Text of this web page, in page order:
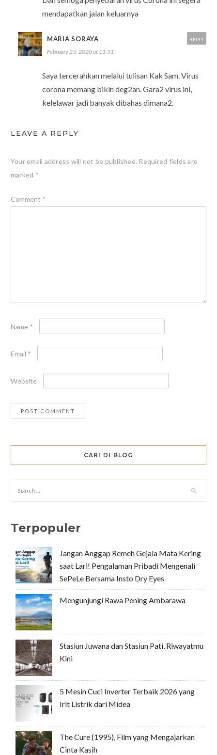
mendapatkan jalan keluarnya
MARIA SORAYA
February 25, 2020 at 11:31
Saya tercerahkan melalui tulisan Kak Sam. Virus
corona memang bikin deg2an. Gara2 virus ini,
kelelawar jadi banyak dibahas dimana2.
REPLY
LEAVE A REPLY
Your email address will not be published. Required fields are
marked *
Comment *
Name *
Email *
Website
CARI DI BLOG
Terpopuler
Jangan Anggap Remeh Gejala Mata Kering
saat Lari! Pengalaman Pribadi Mengenali
SePeLe Bersama Insto Dry Eyes
Mengunjungi Rawa Pening Ambarawa
Stasiun Juwana dan Stasiun Pati, Riwayatmu
Kini
5 Mesin Cuci Inverter Terbaik 2026 yang
Irit Listrik dari Midea
The Cure (1995), Film yang Mengajarkan
Cinta Kasih